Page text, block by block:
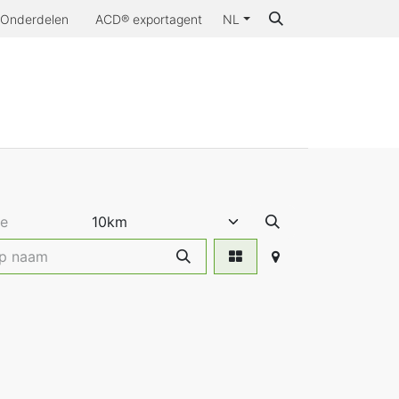
Onderdelen ACD® exportagent NL